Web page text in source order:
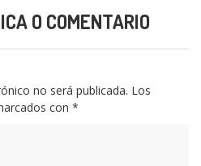
O COMENTARIO
no será publicada. Los
con *